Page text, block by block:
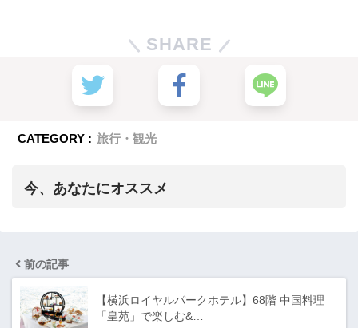
SHARE
CATEGORY : 旅行・観光
今、あなたにオススメ
前の記事
【横浜ロイヤルパークホテル】68階 中国料理
「皇苑」で楽しむ&…